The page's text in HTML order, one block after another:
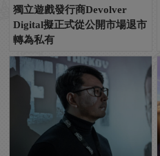
獨立遊戲發行商Devolver
Digital擬正式從公開市場退市
轉為私有